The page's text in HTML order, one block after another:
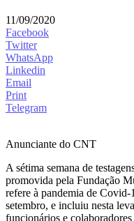
11/09/2020
Facebook
Twitter
WhatsApp
Linkedin
Email
Print
Telegram
Anunciante do CNT
A sétima semana de
promovida pela Fundação
refere à pandemia de
setembro, e incluiu nesta
funcionários e